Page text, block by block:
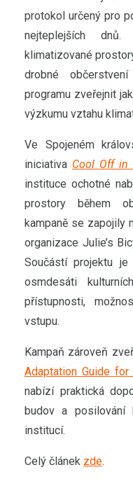
protokol určený pro
nejteplejších
klimatizované
drobné
programu zveřejnit
výzkumu vztahu
Ve Spojeném
iniciativa Cool Off in
instituce ochotné
prostory během
kampaně se zapojily
organizace Julie’s
Součástí projektu je
osmdesáti
přístupnosti,
vstupu.
Kampaň zároveň
Adaptation Guide
nabízí praktická
budov a posilování
institucí.
Celý článek zde.